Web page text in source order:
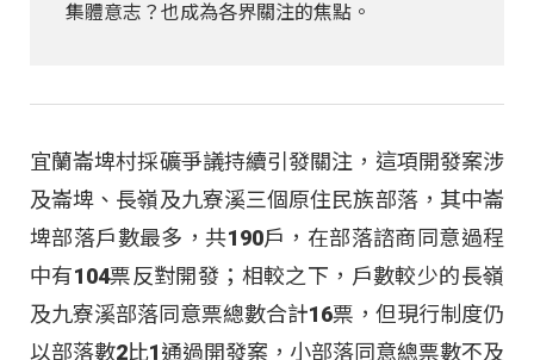
集體意志？也成為各界關注的焦點。
宜蘭崙埤村採礦爭議持續引發關注，這項開發案涉
及崙埤、長嶺及九寮溪三個原住民族部落，其中崙
埤部落戶數最多，共190戶，在部落諮商同意過程
中有104票反對開發；相較之下，戶數較少的長嶺
及九寮溪部落同意票總數合計16票，但現行制度仍
以部落數2比1通過開發案，小部落同意總票數不及